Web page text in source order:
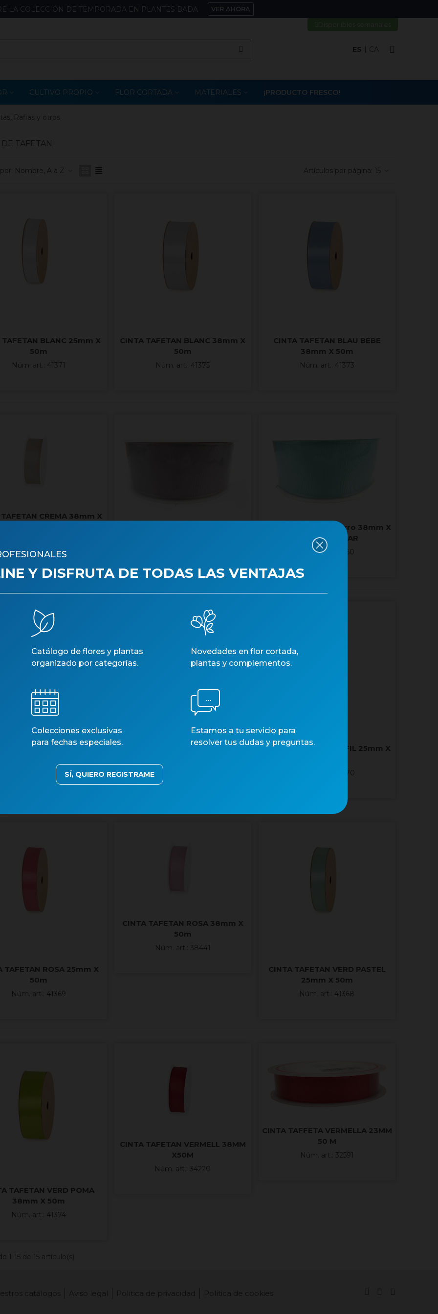
LA COLECCIÓN DE TEMPORADA EN PLANTES BADA
VER AHORA
ES CA
CULTIVO PROPIO FLOR CORTADA MATERIALES ¡PRODUCTO FRESCO!
Rafias y otros
TAFETAN
Nombre, A a Z Artículos por página: 15
TAFETAN BLANC 25mm X
50m
Núm. art.: 41371
CINTA TAFETAN BLANC 38mm X
50m
Núm. art.: 41375
CINTA TAFETAN BLAU BEBE
38mm X 50m
Núm. art.: 41373
CREMA 38mm X
CINTA TAFETAN Filferro 38mm X
25m VERD CLAR
Núm. art.: 25350
TAFETAN GROC 25mm X
Núm. art.: 41372
CINTA TAFETAN GROC 38mm X
CINTA TAFETAN MARFIL 25mm X
Núm. art.: 41370
TAFETAN ROSA 25mm X
50m
Núm. art.: 41369
CINTA TAFETAN ROSA 38mm X
50m
Núm. art.: 38441
CINTA TAFETAN VERD PASTEL
25mm X 50m
Núm. art.: 41368
TAFETAN VERD POMA
38mm X 50m
Núm. art.: 41374
CINTA TAFETAN VERMELL 38MM
X50M
Núm. art.: 34220
CINTA TAFFETA VERMELLA 23MM
50 M
Núm. art.: 32591
1-15 de 15 artículo(s)
catálogos Aviso legal Política de privacidad Política de cookies
Y DISFRUTA DE TODAS LAS VENTAJAS
Catálogo de flores y plantas
organizado por categorías.
Novedades en flor cortada,
plantas y complementos.
Colecciones exclusivas
para fechas especiales.
Estamos a tu servicio para
resolver tus dudas y preguntas.
SÍ, QUIERO REGISTRAME